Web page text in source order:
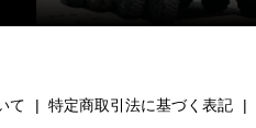
て 特定商取引法に基づく表記